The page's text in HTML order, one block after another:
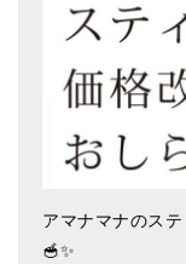
チベット・シン
マンダラ彫（黒
人気の3点セット
特大シンギングボウ
アマナマナのス
🥣✨